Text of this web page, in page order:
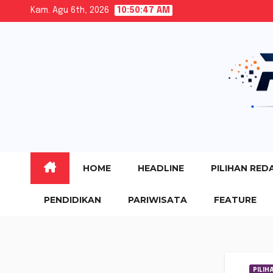
Kam. Agu 6th, 2026 10:50:48 AM
HOME HEADLINE PILIHAN
PENDIDIKAN PARIWISATA FEATURE